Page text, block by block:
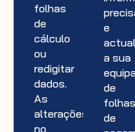
folhas
de
cálculo
ou
redigitar
dados.
As
alterações
no
e
a sua
de
folhas
de